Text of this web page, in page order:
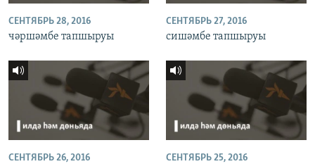
СЕНТЯБРЬ 28, 2016
чәршәмбе тапшыруы
СЕНТЯБРЬ 27, 2016
сишәмбе тапшыруы
СЕНТЯБРЬ 26, 2016 СЕНТЯБРЬ 25, 2016